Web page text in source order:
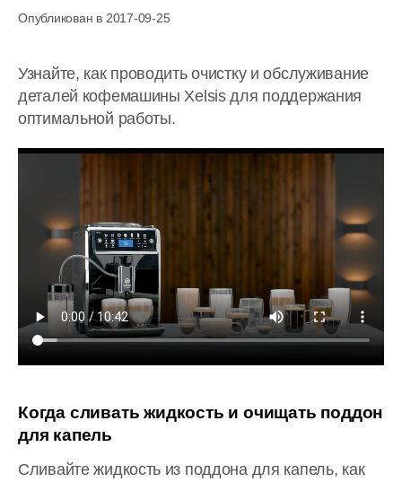
Опубликован в 2017-09-25
Узнайте, как проводить очистку и обслуживание
деталей кофемашины Xelsis для поддержания
оптимальной работы.
Когда сливать жидкость и очищать поддон
для капель
Сливайте жидкость из поддона для капель, как